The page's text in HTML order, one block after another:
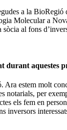
a la
Molecular a
al fons
durant aquestes
estem molt
notarials, per
els fem en
inversors